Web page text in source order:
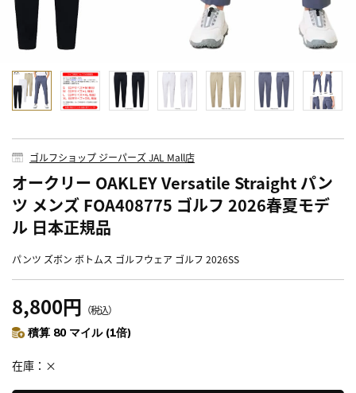
ゴルフショップ ジーパーズ JAL Mall店
オークリー OAKLEY Versatile Straight パン
ツ メンズ FOA408775 ゴルフ 2026春夏モデ
ル 日本正規品
パンツ ズボン ボトムス ゴルフウェア ゴルフ 2026SS
8,800円 （税込）
積算 80 マイル (1倍)
在庫 ×